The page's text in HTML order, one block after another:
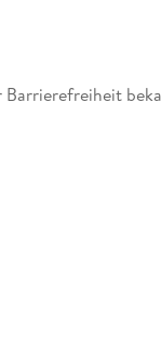
Barrierefreiheit